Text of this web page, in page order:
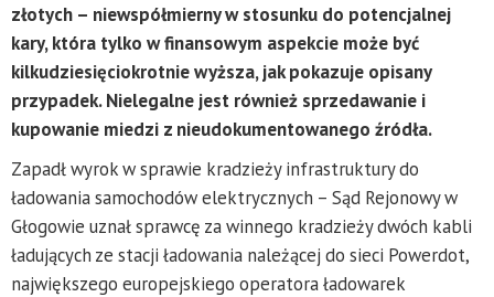
złotych – niewspółmierny w stosunku do potencjalnej
kary, która tylko w finansowym aspekcie może być
kilkudziesięciokrotnie wyższa, jak pokazuje opisany
przypadek. Nielegalne jest również sprzedawanie i
kupowanie miedzi z nieudokumentowanego źródła.
Zapadł wyrok w sprawie kradzieży infrastruktury do
ładowania samochodów elektrycznych – Sąd Rejonowy w
Głogowie uznał sprawcę za winnego kradzieży dwóch kabli
ładujących ze stacji ładowania należącej do sieci Powerdot,
największego europejskiego operatora ładowarek